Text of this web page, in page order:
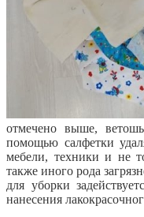
отмечено выше,
помощью салфетки
мебели, техники и не
также иного рода
для уборки
нанесения